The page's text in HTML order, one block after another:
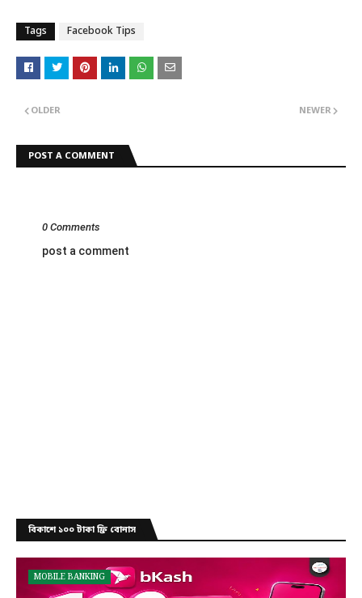
Tags Facebook Tips
NEWER
OLDER
POST A COMMENT
0 Comments
post a comment
বিকাশে ১০০ টাকা ফ্রি বোনাস
MOBILE BANKING